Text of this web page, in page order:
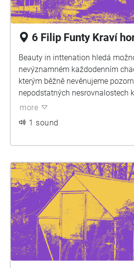
6 Filip Funty Kraví
Beauty in inttenation hledá
nevýznamném každodenním
kterým běžně nevěnujeme
nepodstatných nesrovnalostech
more
1 sound